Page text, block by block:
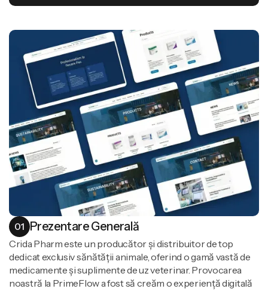
01 Prezentare Generală
Crida Pharm este un producător și distribuitor de top
dedicat exclusiv sănătății animale, oferind o gamă vastă de
medicamente și suplimente de uz veterinar. Provocarea
noastră la PrimeFlow a fost să creăm o experiență digitală